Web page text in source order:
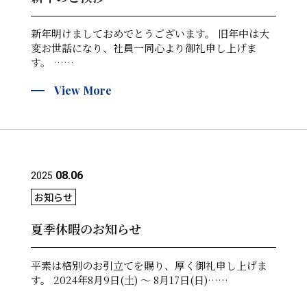
新年明けましておめでとうございます。 旧年中は大
変お世話になり、社員一同心より御礼申し上げま
す。 ……
View More
2025 08.06
お知らせ
夏季休暇のお知らせ
平素は格別のお引立てを賜り、厚く御礼申し上げま
す。 2024年8月9日(土) ～ 8月17日(日)……